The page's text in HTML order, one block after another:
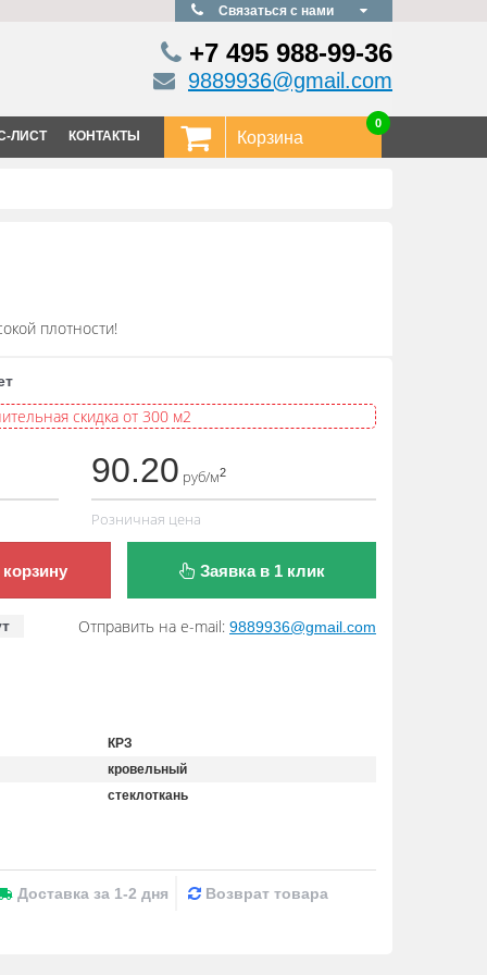
Связаться с нами
+7 495 988-99-36
9889936@gmail.com
ЛИСТ КОНТАКТЫ Корзина
0
плотности!
скидка от 300 м2
90.20 руб/м2
Розничная цена
Заявка в 1 клик
Отправить на e-mail: 9889936@gmail.com
КРЗ
кровельный
стеклоткань
Доставка за 1-2 дня Возврат товара